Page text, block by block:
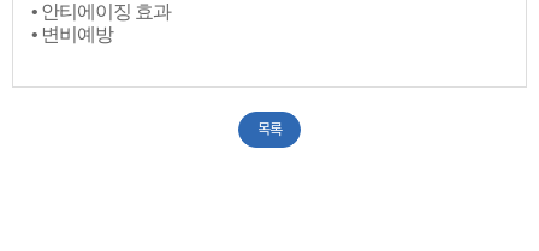
• 안티에이징 효과
• 변비예방​
목록